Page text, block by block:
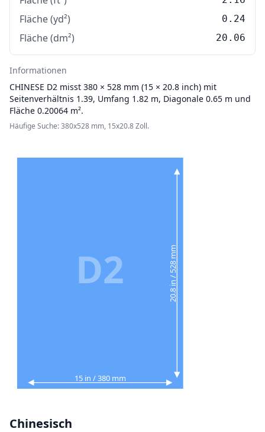
Fläche (yd²) 0.24
Fläche (dm²) 20.06
Informationen
CHINESE D2 misst 380 × 528 mm (15 × 20.8 inch) mit
Seitenverhältnis 1.39, Umfang 1.82 m, Diagonale 0.65 m und
Fläche 0.20064 m².
Häufige Suche: 380x528 mm, 15x20.8 Zoll.
15 in / 380 mm
20.8 in / 528 mm
D2
Chinesisch